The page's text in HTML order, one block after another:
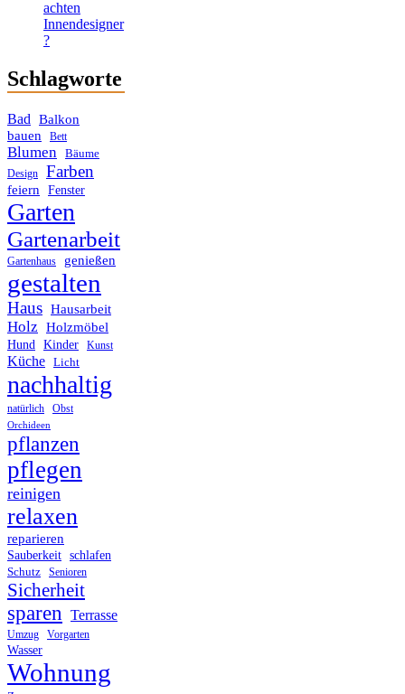
achten
Innendesigner
?
Schlagworte
Bad
Balkon
bauen
Bett
Blumen Bäume
Design Farben
feiern Fenster
Garten
Gartenarbeit
Gartenhaus genießen
gestalten
Haus Hausarbeit
Holz Holzmöbel
Hund Kinder Kunst
Küche Licht
nachhaltig
natürlich Obst
Orchideen
pflanzen
pflegen
reinigen
relaxen
reparieren
Sauberkeit schlafen
Schutz Senioren
Sicherheit
sparen Terrasse
Umzug Vorgarten
Wasser
Wohnung